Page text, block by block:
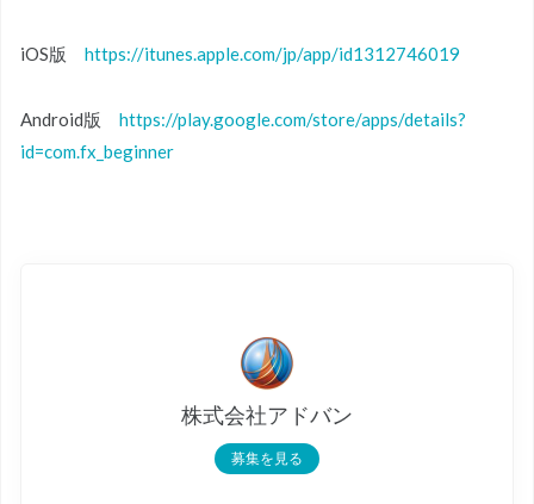
iOS版 https://itunes.apple.com/jp/app/id1312746019
Android版 https://play.google.com/store/apps/details?
id=com.fx_beginner
株式会社アドバン
募集を見る